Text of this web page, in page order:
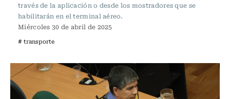
través de la aplicación o desde los mostradores que se
habilitarán en el terminal aéreo.
Miércoles 30 de abril de 2025
# transporte